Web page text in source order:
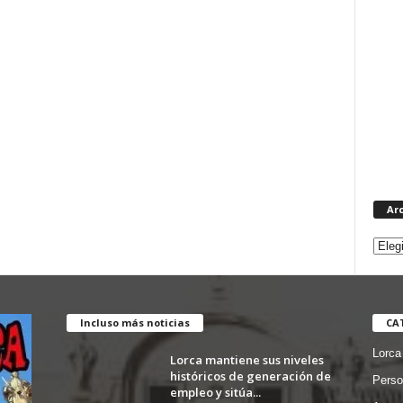
Incluso más noticias
Lorca mantiene sus niveles
históricos de generación de
empleo y sitúa...
Lorca